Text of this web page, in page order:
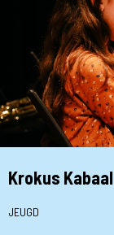
Krokus
JEUGD